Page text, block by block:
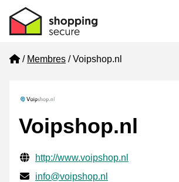
Home
Membres Voipshop.nl
Voipshop.nl
Informations de contact vérifiées
Website URL
http://www.voipshop.nl
E-mail
info@voipshop.nl